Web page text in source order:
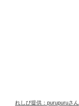
れしぴ提供：purupuruさん